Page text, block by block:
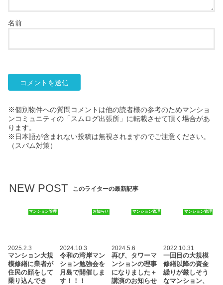
名前
※個別物件への質問コメントは他の読者様の参考のためマンショ
ンコミュニティの「スムログ出張所」に転載させて頂く場合があ
ります。
※日本語が含まれない投稿は無視されますのでご注意ください。
（スパム対策）
NEW POST このライターの最新記事
マンション管理
2025.2.3
マンション大規
模修繕に業者が
住民の顔をして
乗り込んでき
お知らせ
2024.10.3
令和の湾岸マン
ション勉強会を
月島で開催しま
す！！！
マンション管理
2024.5.6
再び、タワーマ
ンションの理事
になりました＋
講演のお知らせ
マンション管理
2022.10.31
一回目の大規模
修繕以降の資金
繰りが厳しそう
なマンション、